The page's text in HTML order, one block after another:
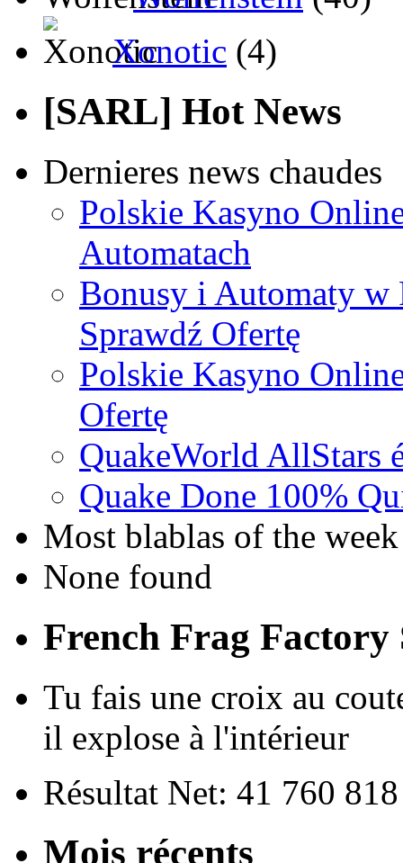
Xonotic (4)
[SARL] Hot News
Dernieres news chaudes
Polskie Kasyno
Automatach
Bonusy i Automaty w
Sprawdź Ofertę
Polskie Kasyno
Ofertę
QuakeWorld AllStars
Quake Done 100%
Most blablas of the week
None found
French Frag Factory
Tu fais une croix au
il explose à l'intérieur
Résultat Net: 41 760
Mois récents